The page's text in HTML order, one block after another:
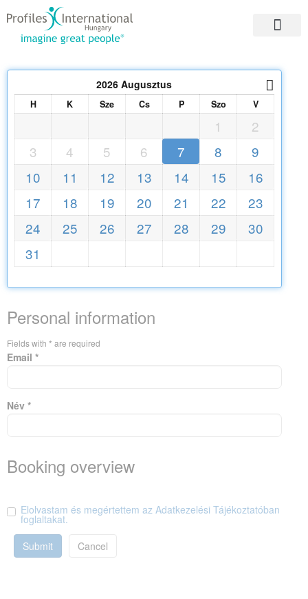
2026 Augusztus
H K Sze Cs P Szo V
1
2
3
4 5 6 7 8
9
10
11 12 13 14 15
16
17
18 19 20 21 22
23
24
25 26 27 28 29
30
31
Personal information
Fields with * are required
Email *
Név *
Booking overview
Elolvastam és megértettem az Adatkezelési Tájékoztatóban
foglaltakat.
Submit
Cancel